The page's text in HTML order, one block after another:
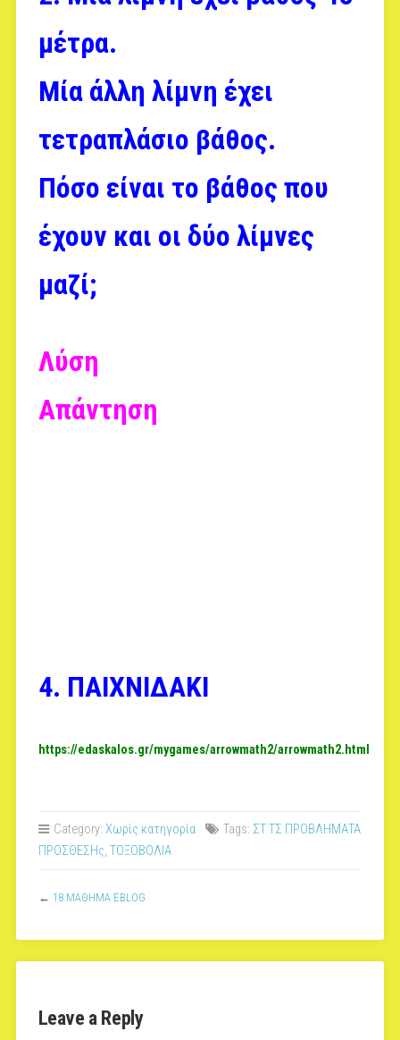
μέτρα.
Μία άλλη λίμνη έχει
τετραπλάσιο βάθος.
Πόσο είναι το βάθος που
έχουν και οι δύο λίμνες
μαζί;
Λύση
Απάντηση
4. ΠΑΙΧΝΙΔΑΚΙ
https://edaskalos.gr/mygames/arrowmath2/arrowmath2.html
Category: Χωρίς κατηγορία Tags: ΣΤ ΤΣ ΠΡΟΒΛΗΜΑΤΑ
ΠΡΟΣΘΕΣΗς, ΤΟΞΟΒΟΛΙΑ
← 18 ΜΑΘΗΜΑ EBLOG
Leave a Reply